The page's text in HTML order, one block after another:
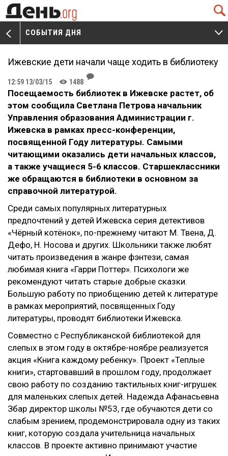
Q
V
СОБЫТИЯ ДНЯ
W
Ижевские дети начали чаще ходить в библиотеку
12:59 13/03/15 K 1488
J
Посещаемость библиотек в Ижевске растет, об
этом сообщила Светлана Петрова начальник
Управления образования Администрации г.
Ижевска в рамках пресс-конференции,
посвященной Году литературы. Самыми
читающими оказались дети начальных классов,
а также учащиеся 5-6 классов. Старшеклассники
же обращаются в библиотеки в основном за
справочной литературой.
Среди самых популярных литературных
предпочтений у детей Ижевска серия детективов
«Чёрный котёнок», по-прежнему читают М. Твена, Д.
Дефо, Н. Носова и других. Школьники также любят
читать произведения в жанре фэнтези, самая
любимая книга «Гарри Поттер». Психологи же
рекомендуют читать старые добрые сказки.
Большую работу по приобщению детей к литературе
в рамках мероприятий, посвященных Году
литературы, проводят библиотеки Ижевска.
Совместно с Республиканской библиотекой для
слепых в этом году в октябре-ноябре реализуется
акция «Книга каждому ребенку». Проект «Теплые
книги», стартовавший в прошлом году, продолжает
свою работу по созданию тактильных книг-игрушек
для маленьких слепых детей. Надежда Афанасьевна
Збар директор школы №53, где обучаются дети со
слабым зрением, продемонстрировала одну из таких
книг, которую создала учительница начальных
классов. В проекте активно принимают участие